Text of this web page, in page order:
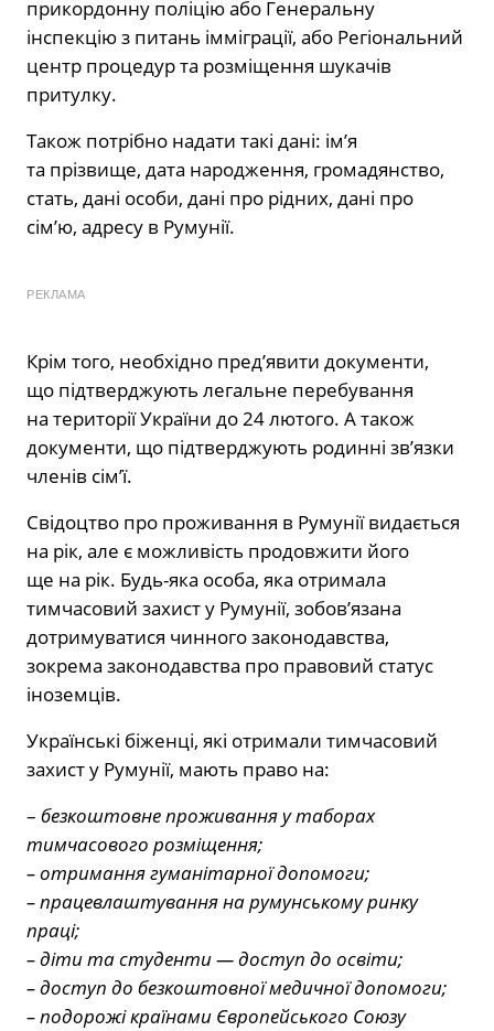
прикордонну поліцію або Генеральну
інспекцію з питань імміграції, або Регіональний
центр процедур та розміщення шукачів
притулку.
Також потрібно надати такі дані: ім’я
та прізвище, дата народження, громадянство,
стать, дані особи, дані про рідних, дані про
сім’ю, адресу в Румунії.
РЕКЛАМА
Крім того, необхідно пред’явити документи,
що підтверджують легальне перебування
на території України до 24 лютого. А також
документи, що підтверджують родинні зв’язки
членів сім’ї.
Свідоцтво про проживання в Румунії видається
на рік, але є можливість продовжити його
ще на рік. Будь-яка особа, яка отримала
тимчасовий захист у Румунії, зобов’язана
дотримуватися чинного законодавства,
зокрема законодавства про правовий статус
іноземців.
Українські біженці, які отримали тимчасовий
захист у Румунії, мають право на:
– безкоштовне проживання у таборах
тимчасового розміщення;
– отримання гуманітарної допомоги;
– працевлаштування на румунському ринку
праці;
– діти та студенти — доступ до освіти;
– доступ до безкоштовної медичної допомоги;
– подорожі країнами Європейського Союзу